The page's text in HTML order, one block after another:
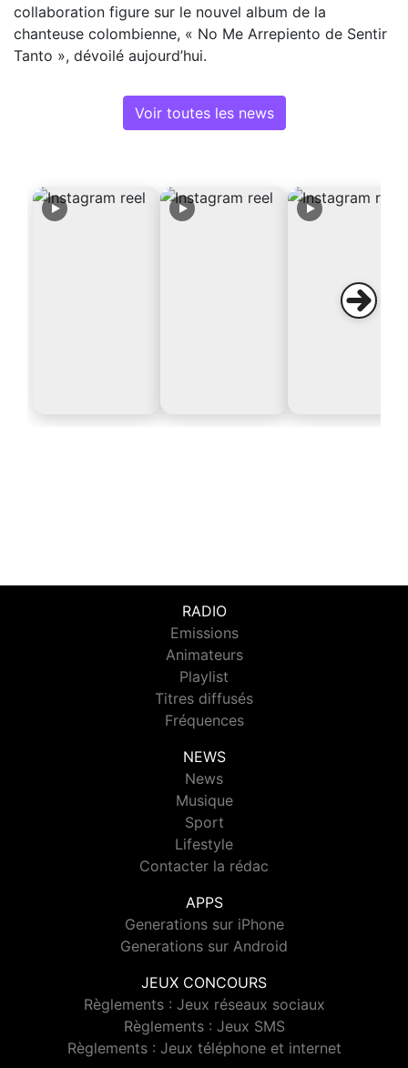
collaboration figure sur le nouvel album de la
chanteuse colombienne, « No Me Arrepiento de Sentir
Tanto », dévoilé aujourd’hui.
Voir toutes les news
RADIO
Emissions
Animateurs
Playlist
Titres diffusés
Fréquences
NEWS
News
Musique
Sport
Lifestyle
Contacter la rédac
APPS
Generations sur iPhone
Generations sur Android
JEUX CONCOURS
Règlements : Jeux réseaux sociaux
Règlements : Jeux SMS
Règlements : Jeux téléphone et internet